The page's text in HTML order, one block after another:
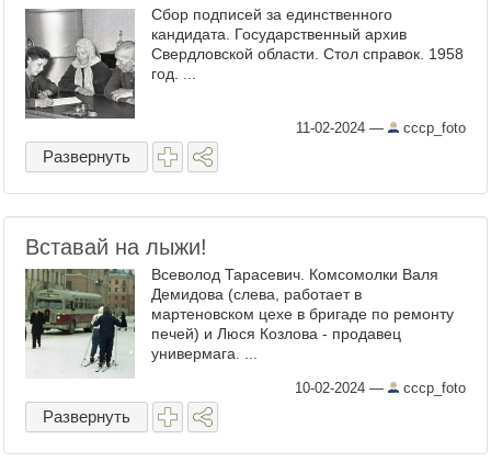
Сбор подписей за единственного
кандидата. Государственный архив
Свердловской области. Стол справок. 1958
год. ...
11-02-2024 — cccp_foto
Развернуть
Вставай на лыжи!
Всеволод Тарасевич. Комсомолки Валя
Демидова (слева, работает в
мартеновском цехе в бригаде по ремонту
печей) и Люся Козлова - продавец
универмага. ...
10-02-2024 — cccp_foto
Развернуть